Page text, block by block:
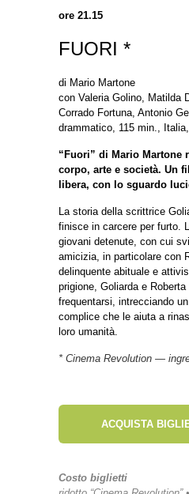
ore 21.15
FUORI *
di Mario Martone
con Valeria Golino, Matilda
Corrado Fortuna, Antonio
drammatico, 115 min.,
“Fuori” di Mario Martone
corpo, arte e società. Un
libera, con lo sguardo
La storia della scrittrice
finisce in carcere per furto.
giovani detenute, con cui
amicizia, in particolare con
delinquente abituale e
prigione, Goliarda e
frequentarsi, intrecciando
complice che le aiuta a
loro umanità.
* Cinema Revolution —
ACQUISTA
Costo biglietti